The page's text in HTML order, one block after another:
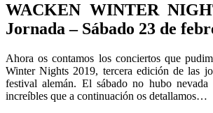
WACKEN WINTER
Jornada – Sábado 23 de
Ahora os contamos los conciertos que
Winter Nights 2019, tercera edición de las
festival alemán. El sábado no hubo
increíbles que a continuación os detallamos…